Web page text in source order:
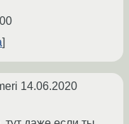
14.06.2020